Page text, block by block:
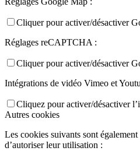
Cliquer pour activer/désactiver
Réglages reCAPTCHA :
Cliquer pour activer/désactiver
Intégrations de vidéo Vimeo et
Cliquez pour activer/désactiver
Autres cookies
Les cookies suivants sont
d’autoriser leur utilisation :